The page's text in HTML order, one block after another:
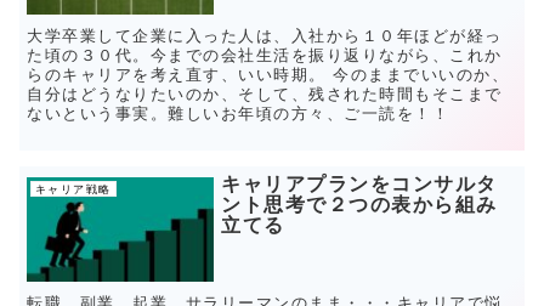
大学卒業して企業に入った人は、入社から１０年ほどが経っ
た頃の３０代。今までの会社生活を振り返りながら、これか
らのキャリアを考え直す、いい時期。 今のままでいいのか、
自分はどうなりたいのか、そして、残された時間もそこまで
ないという事実。難しいお年頃の方々、ご一読を！！
キャリア戦略
キャリアプランをコンサルタ
ント思考で２つの表から組み
立てる